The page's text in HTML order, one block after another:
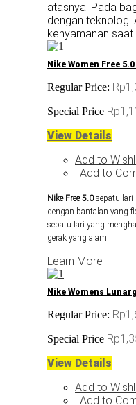
atasnya. Pada
dengan teknologi
kenyamanan saat
Nike Women Free
Regular Price:
Special Price
View Details
Add to
| Add to
Nike Free 5.0sepatu lari
dengan bantalan yang
sepatu lari yang
gerak yang alami.
Learn More
Nike Womens
Regular Price:
Special Price
View Details
Add to
| Add to